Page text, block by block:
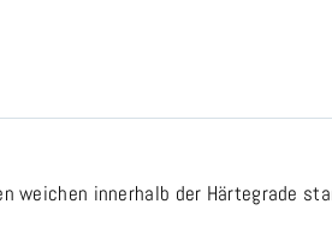
innerhalb der Härtegrade